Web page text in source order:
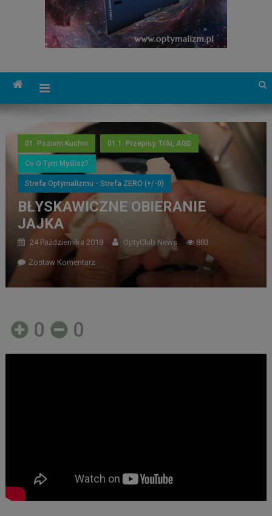
01. Poziom Kuchni 01.1. Przepisy, Triki, AGD
Co O Tym Myślisz?
Strefa Optymalizmu - Strefa ZERO (+/-0)
BŁYSKAWICZNE OBIERANIE
JAJKA
24 Października 2018 OptyClub News 883
Zostaw Komentarz
0 0